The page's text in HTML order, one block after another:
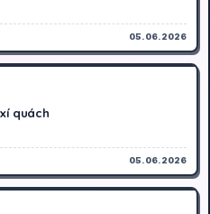
05.06.2026
quách
05.06.2026